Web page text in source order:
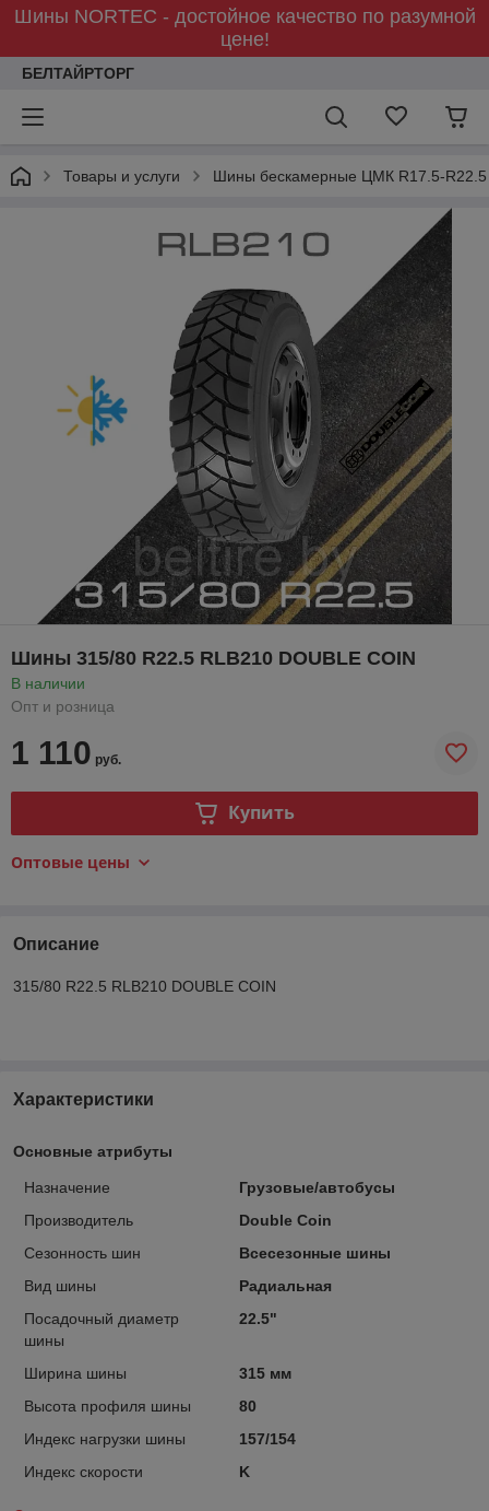
Шины NORTEC - достойное качество по разумной
цене!
БЕЛТАЙРТОРГ
Товары и услуги Шины бескамерные ЦМК R17.5-R22.5
Шины 315/80 R22.5 RLB210 DOUBLE COIN
В наличии
Опт и розница
1 110 руб.
Купить
Оптовые цены
Описание
315/80 R22.5 RLB210 DOUBLE COIN
Характеристики
Основные атрибуты
Назначение
Грузовые/автобусы
Производитель
Double Coin
Сезонность шин
Всесезонные шины
Вид шины
Радиальная
Посадочный диаметр
шины
22.5"
Ширина шины
315 мм
Высота профиля шины
80
Индекс нагрузки шины
157/154
Индекс скорости
K